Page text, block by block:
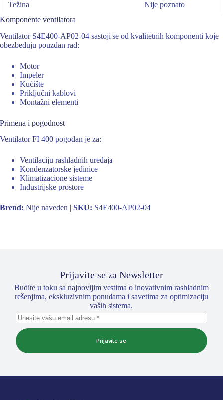
Težina
Nije poznato
Komponente ventilatora
Ventilator S4E400-AP02-04 sastoji se od kvalitetnih komponenti koje
obezbeđuju pouzdan rad:
Motor
Impeler
Kućište
Priključni kablovi
Montažni elementi
Primena i pogodnost
Ventilator FI 400 pogodan je za:
Ventilaciju rashladnih uređaja
Kondenzatorske jedinice
Klimatizacione sisteme
Industrijske prostore
Brend: Nije naveden | SKU: S4E400-AP02-04
Prijavite se za Newsletter
Budite u toku sa najnovijim vestima o inovativnim rashladnim
rešenjima, ekskluzivnim ponudama i savetima za optimizaciju
vaših sistema.
Prijavite se